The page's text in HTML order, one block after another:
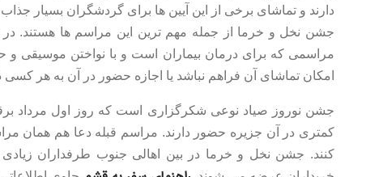
دارند و تماشای برخی از این آیین ها برای گردشگران بسیار
جشن نخل و خرما از جمله مهم ترین این مراسم ها هستند.
مراسمی که برای درمان بیماران است و با نواختن موسیقی
امکان تماشای آن فراهم نباشد یا اجازه حضور در آن به هر کسی
جشن نوروز صیاد نوعی شکرگزاری است که روز اول مرداد
کمتری در آن جزیره حضور دارند. مراسم قبله دعا هم همان
کنند. جشن نخل و خرما در بین اهالی جنوب طرفداران